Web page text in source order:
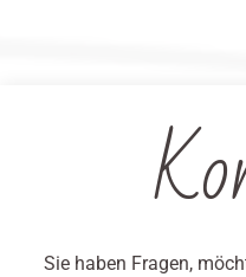
Sie haben Fragen,